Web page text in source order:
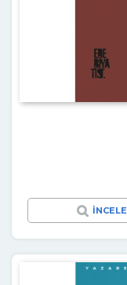
İNCELE